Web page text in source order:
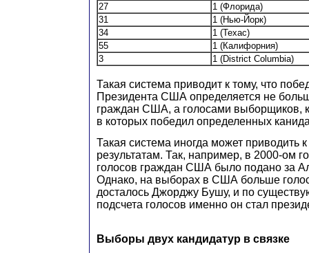
27
1 (Флорида)
31
1 (Нью-Йорк)
34
1 (Техас)
55
1 (Калифорния)
3
1 (District Columbia)
Такая система приводит к тому, что
Президента США определяется не
граждан США, а голосами выборщиков,
в которых победил определенных
Такая система иногда может приводить
результатам. Так, например, в 2000-ом
голосов граждан США было подано за
Однако, на выборах в США больше
досталось Джорджу Бушу, и по
подсчета голосов именно он стал
Выборы двух кандидатур в связке